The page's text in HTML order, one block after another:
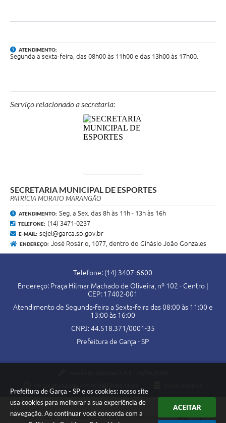
Prefeitura de Garça - SP e os cookies: nosso site
usa cookies para melhorar a sua experiência de
navegação. Ao continuar você concorda com a
ACEITAR
ATENDIMENTO:
Segunda a sexta-feira, das 08h00 às 11h00 e das 13h00 às 17h00.
Serviço relacionado a secretaria:
SECRETARIA MUNICIPAL DE ESPORTES
PATRÍCIA MORATO MARANGÃO
ATENDIMENTO: Seg. a Sex. das 8h às 11h - 13h às 16h
TELEFONE: (14) 3471-0237
E-MAIL: sejel@garca.sp.gov.br
ENDEREÇO: José Rosário, 1077, dentro do Ginásio João Gonzales
Telefone: (14) 3407-6600
Endereço: Praça Hilmar Machado de Oliveira, nº 102 - Centro |
CEP: 17402-001
Atendimento de Segunda-feira a Sexta-feira das 08:00 às 11:00 e
13:00 às 16:00
CNPJ: 44.518.371/0001-35
Prefeitura de Garça - SP
Copyright Instar - 2006-2026. Todos os direitos reservados -